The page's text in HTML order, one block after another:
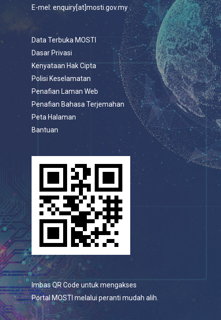
E-mel: enquiry[at]mosti.gov.my
Data Terbuka MOSTI
Dasar Privasi
Kenyataan Hak Cipta
Polisi Keselamatan
Penafian Laman Web
Penafian Bahasa Terjemahan
Peta Halaman
Bantuan
Imbas QR Code untuk mengakses
Portal MOSTI melalui peranti mudah alih.